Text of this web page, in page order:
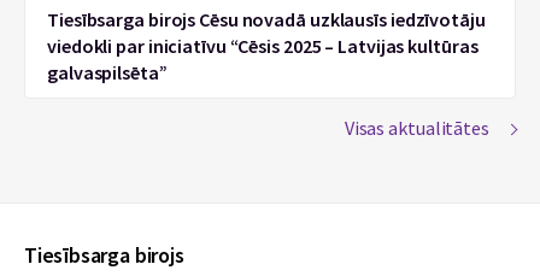
Tiesībsarga birojs Cēsu novadā uzklausīs iedzīvotāju
viedokli par iniciatīvu “Cēsis 2025 – Latvijas kultūras
galvaspilsēta”
Visas aktualitātes
Tiesībsarga birojs